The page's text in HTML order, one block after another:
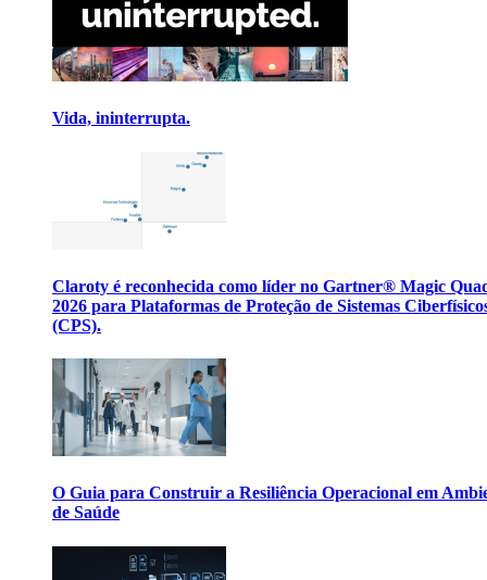
Vida, ininterrupta.
Claroty é reconhecida como líder no Gartner® Magic
2026 para Plataformas de Proteção de Sistemas
(CPS).
O Guia para Construir a Resiliência Operacional em
de Saúde